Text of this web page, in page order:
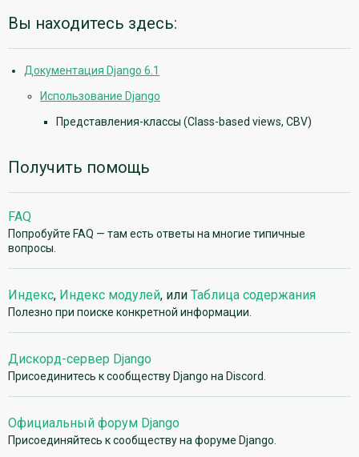
Вы находитесь здесь:
Документация Django 6.1
Использование Django
Представления-классы (Class-based views, CBV)
Получить помощь
FAQ
Попробуйте FAQ — там есть ответы на многие типичные
вопросы.
Индекс, Индекс модулей, или Таблица содержания
Полезно при поиске конкретной информации.
Дискорд-сервер Django
Присоединитесь к сообществу Django на Discord.
Официальный форум Django
Присоединяйтесь к сообществу на форуме Django.